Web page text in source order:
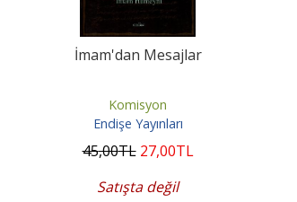
İmam'dan Mesajlar
Komisyon
Endişe Yayınları
45,00TL 27,00TL
Satışta değil